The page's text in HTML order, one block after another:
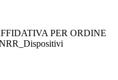
PER ORDINE